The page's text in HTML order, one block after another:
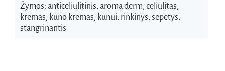
Žymos: anticeliulitinis, aroma derm, celiulitas,
kremas, kuno kremas, kunui, rinkinys, sepetys,
stangrinantis